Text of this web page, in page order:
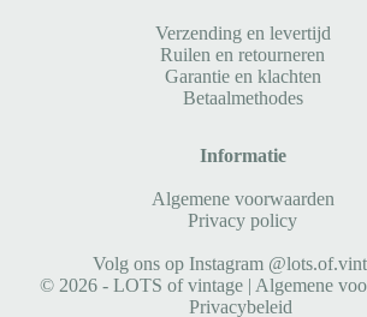
Verzending en levertijd
Ruilen en retourneren
Garantie en klachten
Betaalmethodes
Informatie
Algemene voorwaarden
Privacy policy
Volg ons op Instagram
© 2026 - LOTS of vintage | Algemene
Privacybeleid